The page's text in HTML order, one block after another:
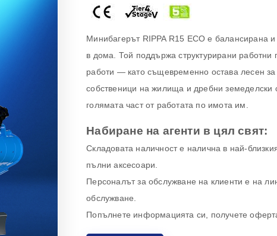
Минибагерът RIPPA R15 ECO е балансирана
в дома. Той поддържа структурирани
работи — като същевременно остава лесен
собственици на жилища и дребни земеделски
голямата част от работата по имота им.
Набиране на агенти в цял свят:
Складовата наличност е налична в най-
пълни аксесоари.
Персоналът за обслужване на клиенти е на
обслужване.
Попълнете информацията си, получете